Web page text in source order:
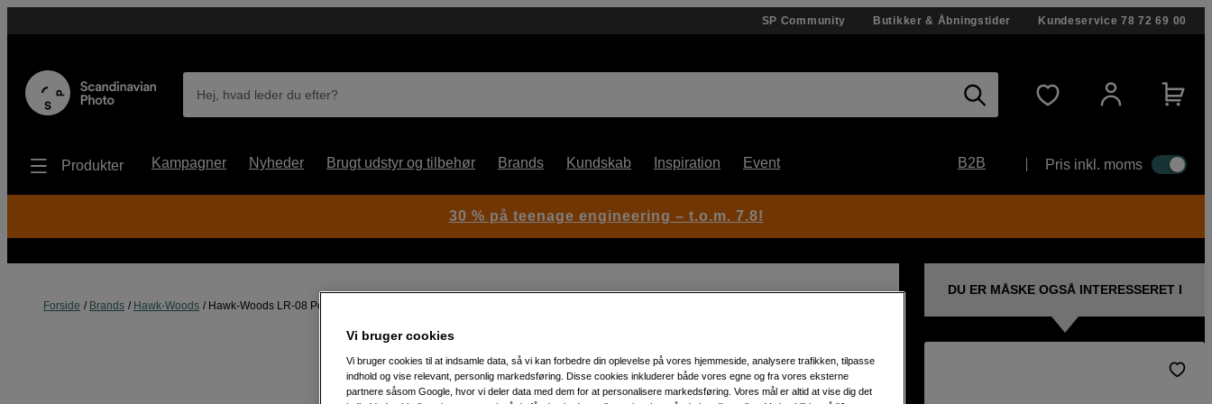
SP Community Butikker & Åbningstider Kundeservice 78 72 69 00
Hej, hvad leder du efter?
Produkter Kampagner Nyheder Brugt udstyr og tilbehør Brands Kundskab Inspiration Event B2B Pris inkl. moms
Forside Brands Hawk-Woods Hawk-Woods LR-08 Power-Con to NPF Dummy battery 8.4v
Artikelnummer: 1061053
D-Tap til Sony NP-F dummy-batteri
DU ER MÅSKE OGSÅ INTERESSERET I
30 % på teenage engineering – t.o.m. 7.8!
Vi bruger cookies
Vi bruger cookies til at indsamle data, så vi kan forbedre din oplevelse på vores hjemmeside, analysere trafikken, tilpasse
indhold og vise relevant, personlig markedsføring. Disse cookies inkluderer både vores egne og fra vores eksterne
partnere såsom Google, hvor vi deler data med dem for at personalisere markedsføring. Vores mål er altid at vise dig det